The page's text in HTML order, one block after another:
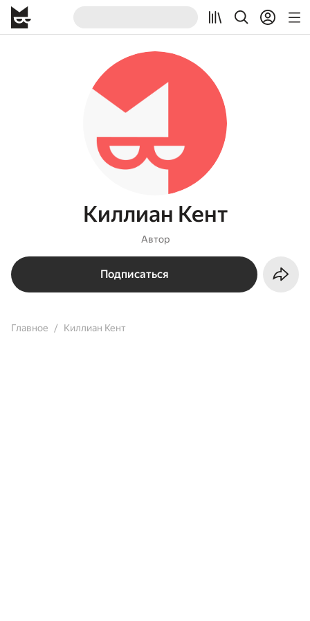
Киллиан Кент
Автор
Подписаться
Главное Киллиан Кент